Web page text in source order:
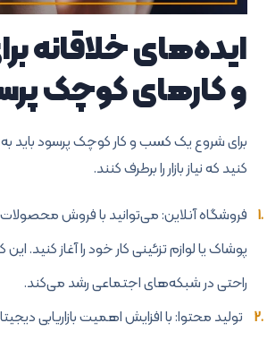
ایده‌های خلاقانه
و کارهای کوچک
برای شروع یک کسب و کار کوچک پرسود باید
کنید که نیاز بازار را برطرف کنند.
فروشگاه آنلاین: می‌توانید با فروش
پوشاک یا لوازم تزئینی کار خود را آغاز کنید.
راحتی در شبکه‌های اجتماعی رشد می‌کند.
تولید محتوا: با افزایش اهمیت بازاریابی